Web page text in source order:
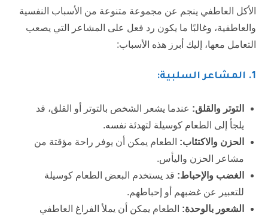
الأكل العاطفي ينجم عن مجموعة متنوعة من الأسباب النفسية
والعاطفية، وغالبًا ما يكون رد فعل على المشاعر التي يصعب
التعامل معها، إليك أبرز هذه الأسباب:
1. المشاعر السلبية:
التوتر والقلق: عندما يشعر الشخص بالتوتر أو القلق، قد
يلجأ إلى الطعام كوسيلة لتهدئة نفسه.
الحزن والاكتئاب: الطعام يمكن أن يوفر راحة مؤقتة من
مشاعر الحزن واليأس.
الغضب والإحباط: قد يستخدم البعض الطعام كوسيلة
للتعبير عن غضبهم أو إحباطهم.
الشعور بالوحدة: الطعام يمكن أن يملأ الفراغ العاطفي